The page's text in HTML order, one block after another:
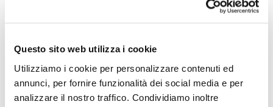
Questo sito web utilizza i cookie
Utilizziamo i cookie per personalizzare contenuti ed
annunci, per fornire funzionalità dei social media e per
analizzare il nostro traffico. Condividiamo inoltre
residui di calcare si può utilizzare aceto o un prodotto anticalcare,
un panno morbido.
Luminosità, funzionalità ed ecologia: la
tutto questo.